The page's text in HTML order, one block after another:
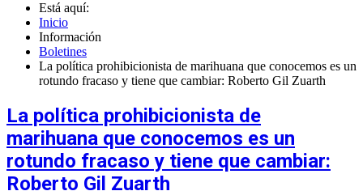
Está aquí:
Inicio
Información
Boletines
La política prohibicionista de marihuana que conocemos es un
rotundo fracaso y tiene que cambiar: Roberto Gil Zuarth
La política prohibicionista de
marihuana que conocemos es un
rotundo fracaso y tiene que cambiar:
Roberto Gil Zuarth